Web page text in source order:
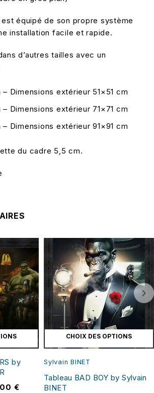
équipé de son propre système
installation facile et rapide.
d’autres tailles avec un
Dimensions extérieur 51×51 cm
Dimensions extérieur 71×71 cm
Dimensions extérieur 91×91 cm
du cadre 5,5 cm.
by
€
CHOIX DES OPTIONS
Sylvain BINET
Tableau BAD BOY by Sylvain
BINET